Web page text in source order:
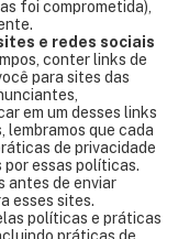
foi comprometida),
e redes sociais
conter links de
para sites das
em um desses links
lembramos que cada
de privacidade
por essas políticas.
antes de enviar
esses sites.
políticas e práticas